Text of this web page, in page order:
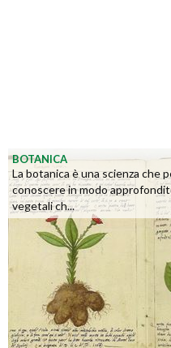
BOTANICA
La botanica è una scienza che
conoscere in modo
vegetali ch...